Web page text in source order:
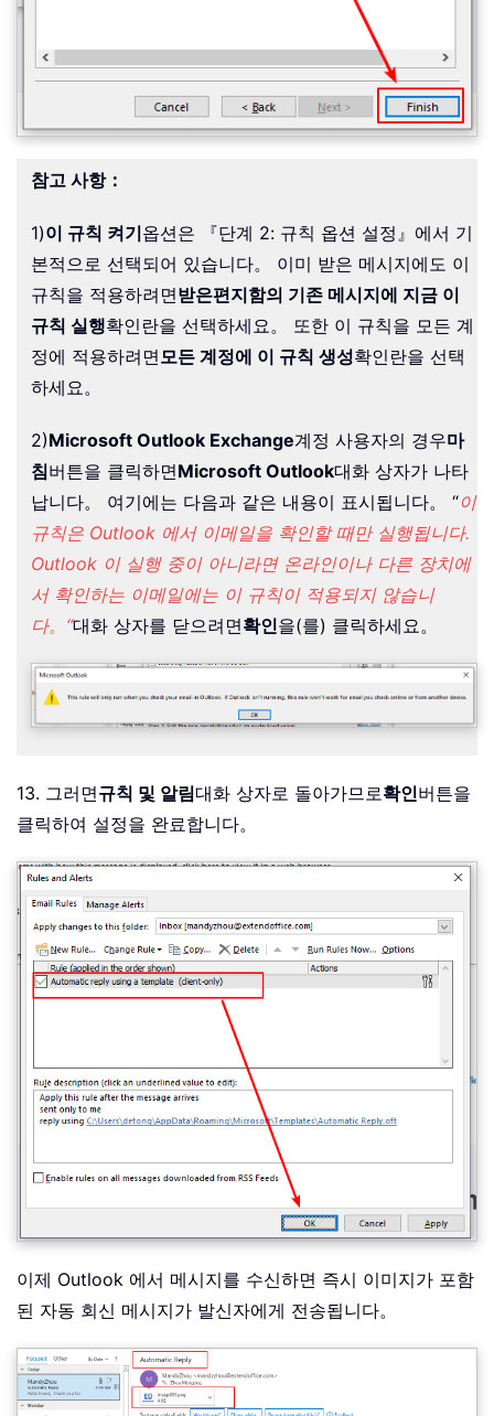
참고 사항：
1)이 규칙 켜기옵션은 『단계 2: 규칙 옵션 설정』에서 기
본적으로 선택되어 있습니다。 이미 받은 메시지에도 이
규칙을 적용하려면받은편지함의 기존 메시지에 지금 이
규칙 실행확인란을 선택하세요。 또한 이 규칙을 모든 계
정에 적용하려면모든 계정에 이 규칙 생성확인란을 선택
하세요。
2)Microsoft Outlook Exchange계정 사용자의 경우마
침버튼을 클릭하면Microsoft Outlook대화 상자가 나타
납니다。 여기에는 다음과 같은 내용이 표시됩니다。 “이
규칙은 Outlook 에서 이메일을 확인할 때만 실행됩니다.
Outlook 이 실행 중이 아니라면 온라인이나 다른 장치에
서 확인하는 이메일에는 이 규칙이 적용되지 않습니
다。“대화 상자를 닫으려면확인을(를) 클릭하세요。
13. 그러면규칙 및 알림대화 상자로 돌아가므로확인버튼을
클릭하여 설정을 완료합니다。
이제 Outlook 에서 메시지를 수신하면 즉시 이미지가 포함
된 자동 회신 메시지가 발신자에게 전송됩니다。